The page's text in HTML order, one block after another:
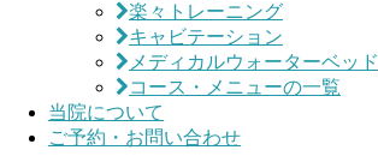
楽々トレーニング
キャビテーション
メディカルウォーターベッド
コース・メニューの一覧
当院について
ご予約・お問い合わせ